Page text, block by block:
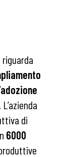
riguarda
. L’azienda
di
6000